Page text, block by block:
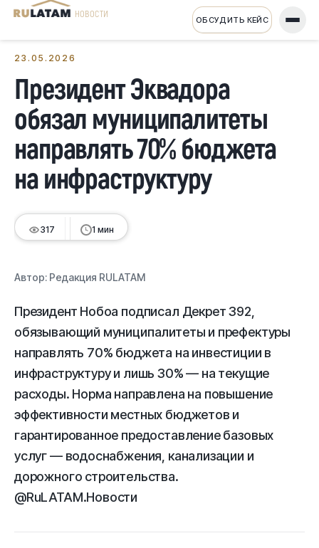
НОВОСТИ ОБСУДИТЬ КЕЙС
23.05.2026
Президент Эквадора
обязал муниципалитеты
направлять 70% бюджета
на инфраструктуру
317 1 мин
Автор: Редакция RULATAM
Президент Нобоа подписал Декрет 392,
обязывающий муниципалитеты и префектуры
направлять 70% бюджета на инвестиции в
инфраструктуру и лишь 30% — на текущие
расходы. Норма направлена на повышение
эффективности местных бюджетов и
гарантированное предоставление базовых
услуг — водоснабжения, канализации и
дорожного строительства.
@RuLATAM.Новости